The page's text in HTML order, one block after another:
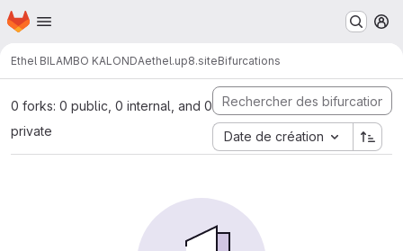
Passer au contenu principal
Page d'accueil
Ethel BILAMBO KALONDAethel.up8.siteBifurcations
0 forks: 0 public, 0 internal, and 0
private
Date de création